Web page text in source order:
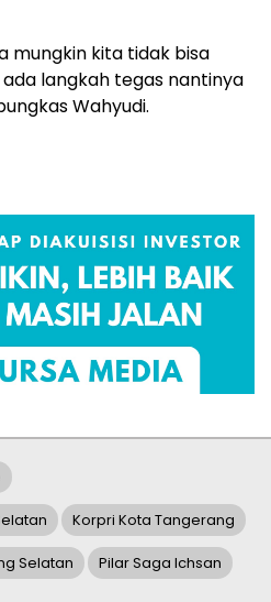
mungkin kita tidak bisa
langkah tegas nantinya
Wahyudi.
Korpri Kota Tangerang
Selatan Pilar Saga Ichsan